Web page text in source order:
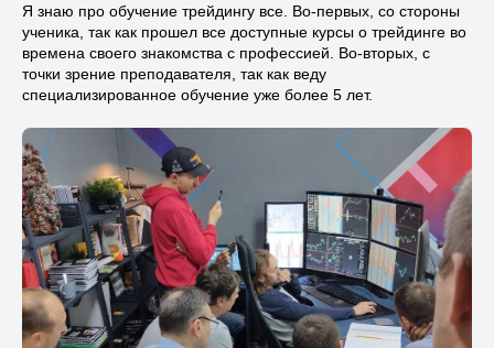
Я знаю про обучение трейдингу все. Во-первых, со стороны
ученика, так как прошел все доступные курсы о трейдинге во
времена своего знакомства с профессией. Во-вторых, с
точки зрение преподавателя, так как веду
специализированное обучение уже более 5 лет.